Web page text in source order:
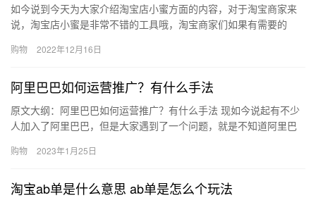
如今说到今天为大家介绍淘宝店小蜜方面的内容，对于淘宝商家来
说，淘宝店小蜜是非常不错的工具哦，淘宝商家们如果有需要的
如何授权…
购物 2022年12月16日
阿里巴巴如何运营推广？有什么手法
原文大纲：阿里巴巴如何运营推广？有什么手法 现如今说起有不少
人加入了阿里巴巴，但是大家遇到了一个问题，就是不知道阿里巴
贝…
购物 2023年1月25日
淘宝ab单是什么意思 ab单是怎么个玩法